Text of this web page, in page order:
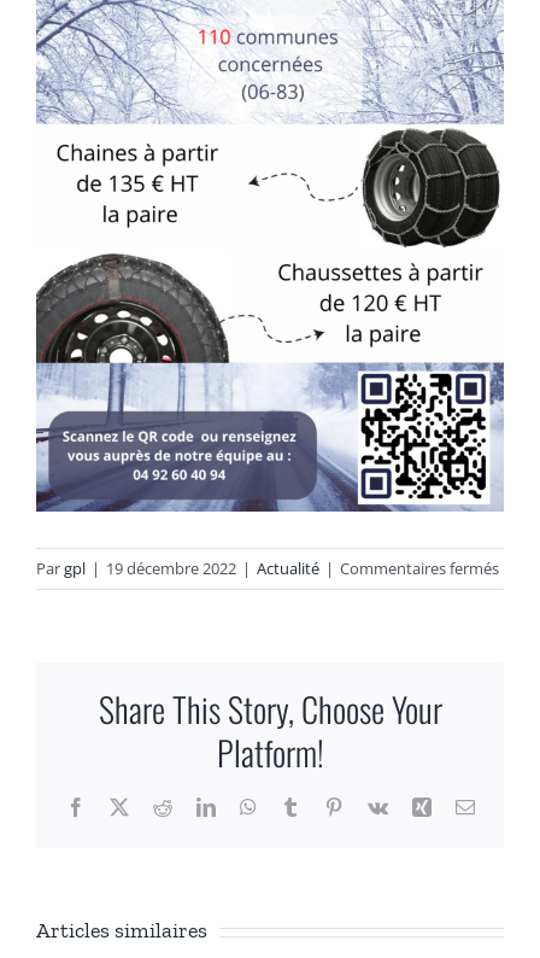
Recrutement
Contact
Pargpl | 19 décembre 2022 | Actualité | Commentaires ferméssur
Venez
Share This Story, Choose Your
Platform!
Facebook
X RedditLinkedInWhatsApp
TumblrPinterest
Vk Xing Email
Articles similaires